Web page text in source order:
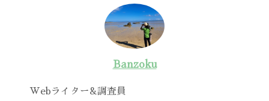
Banzoku
Webライター&調査員